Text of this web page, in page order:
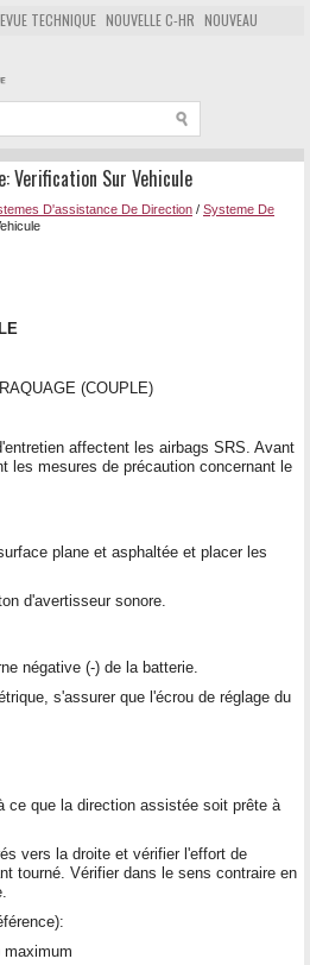
TECHNIQUE NOUVELLE C-HR NOUVEAU
Verification Sur Vehicule
D'assistance De Direction / Systeme De
(COUPLE)
affectent les airbags SRS. Avant
les mesures de précaution concernant le
plane et asphaltée et placer les
d'avertisseur sonore.
négative (-) de la batterie.
s'assurer que l'écrou de réglage du
ce que la direction assistée soit prête à
vers la droite et vérifier l'effort de
tourné. Vérifier dans le sens contraire en